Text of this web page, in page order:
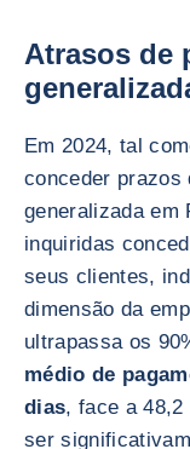
Atrasos de
Em 2024, tal
conceder prazos
generalizada em
inquiridas
seus clientes,
dimensão da
ultrapassa os
médio de
dias, face a 48,2
ser